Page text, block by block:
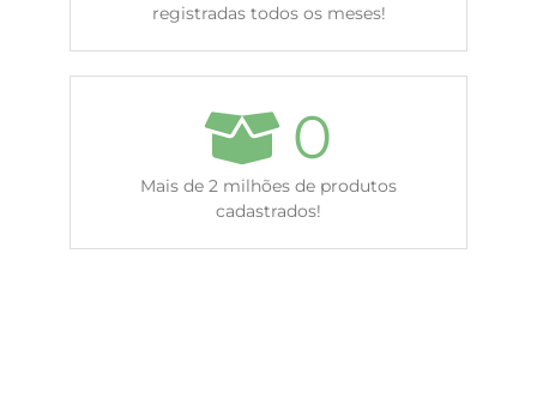
registradas todos os meses!
0
Mais de 2 milhões de produtos
cadastrados!